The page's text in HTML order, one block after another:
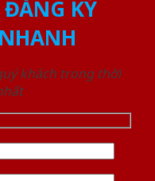
ĐĂNG KÝ
khách trong thời